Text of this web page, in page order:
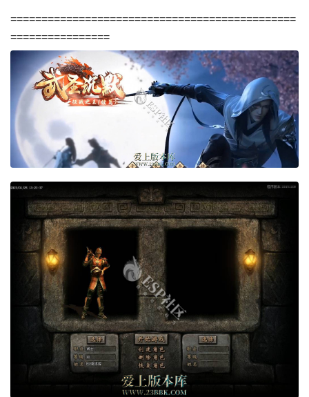
==============================================
================